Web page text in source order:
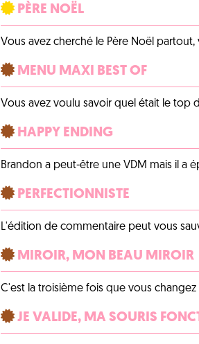
PÈRE NOËL
Vous avez cherché le Père Noël
MENU MAXI BEST OF
Vous avez voulu savoir quel était le top
HAPPY ENDING
Brandon a peut-être une VDM mais il a
PERFECTIONNISTE
L'édition de commentaire peut vous
MIROIR, MON BEAU MIROIR
C'est la troisième fois que vous
JE VALIDE, MA SOURIS